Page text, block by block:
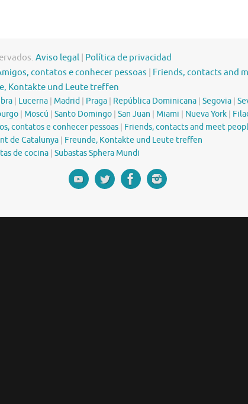
Aviso legal Política de privacidad
contatos e conhecer pessoas Friends, contacts and
Kontakte und Leute treffen
Lucerna Madrid Praga República Dominicana Segovia
Moscú Santo Domingo San Juan Miami Nueva York
contatos e conhecer pessoas Friends, contacts and meet
de Catalunya
Freunde, Kontakte und Leute treffen
de cocina Subastas Sphera Mundi